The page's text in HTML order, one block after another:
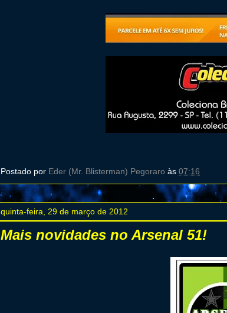
Postado por Eder (Mr. Blisterman) Pegoraro às 07:16
quinta-feira, 29 de março de 2012
Mais novidades no Arsenal 51!